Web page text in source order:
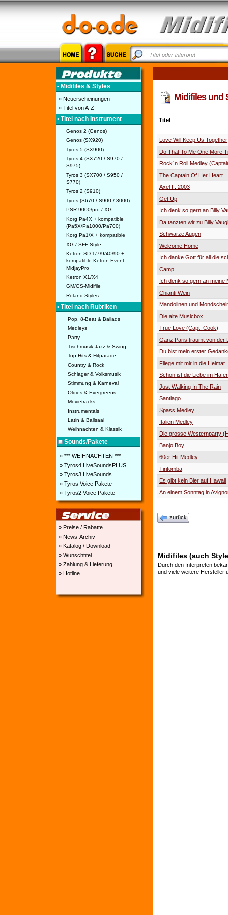
• Midifiles & Styles
» Neuerscheinungen
» Titel von A-Z
• Titel nach Instrument
Genos 2 (Genos)
Genos (SX920)
Tyros 5 (SX900)
Tyros 4 (SX720 / S970 /
S975)
Tyros 3 (SX700 / S950 /
S770)
Tyros 2 (S910)
Tyros (S670 / S900 / 3000)
PSR 9000/pro / XG
Korg Pa4X + kompatible
(Pa5X/Pa1000/Pa700)
Korg Pa1/X + kompatible
XG / SFF Style
Ketron SD-1/7/9/40/90 +
kompatible Ketron Event -
MidjayPro
Ketron X1/X4
GM/GS-Midifile
Roland Styles
• Titel nach Rubriken
Pop, 8-Beat & Ballads
Medleys
Party
Tischmusik Jazz & Swing
Top Hits & Hitparade
Country & Rock
Schlager & Volksmusik
Stimmung & Karneval
Oldies & Evergreens
Movietracks
Instrumentals
Latin & Ballsaal
Weihnachten & Klassik
Sounds/Pakete
» *** WEIHNACHTEN ***
» Tyros4 LiveSoundsPLUS
» Tyros3 LiveSounds
» Tyros Voice Pakete
» Tyros2 Voice Pakete
» Preise / Rabatte
» News-Archiv
» Katalog / Download
» Wunschtitel
» Zahlung & Lieferung
» Hotline
Midifiles und
Titel
Love Will Keep Us Together
Do That To Me One More
Rock´n Roll Medley
The Captain Of Her Heart
Axel F. 2003
Get Up
Ich denk so gern an Billy
Da tanzten wir zu Billy
Schwarze Augen
Welcome Home
Ich danke Gott für all die
Camp
Ich denk so gern an meine
Chianti Wein
Mandolinen und
Die alte Musicbox
True Love (Capt. Cook)
Ganz Paris träumt von der
Du bist mein erster
Fliege mit mir in die Heimat
Schön ist die Liebe im
Just Walking In The Rain
Santiago
Spass Medley
Italien Medley
Die grosse Westernparty
Banjo Boy
60er Hit Medley
Tiritomba
Es gibt kein Bier auf Hawaii
An einem Sonntag in
zurück
Midifiles (auch
Durch den Interpreten
und viele weitere Hersteller